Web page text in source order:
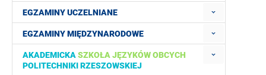
EGZAMINY UCZELNIANE
EGZAMINY MIĘDZYNARODOWE
AKADEMICKA SZKOŁA JĘZYKÓW OBCYCH
POLITECHNIKI RZESZOWSKIEJ